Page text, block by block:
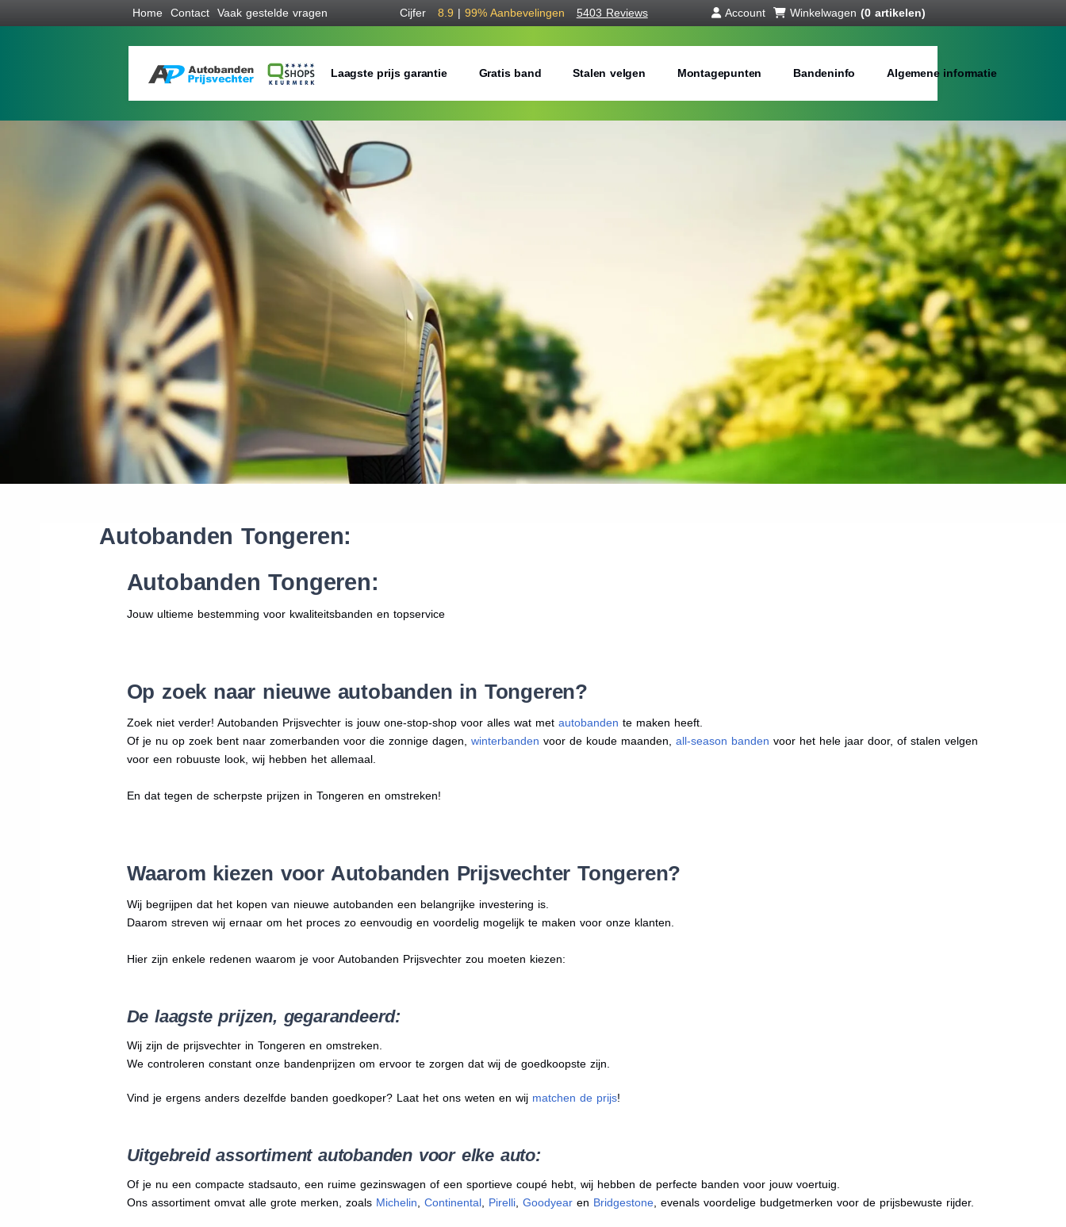
Home Contact Vaak gestelde vragen Cijfer 8.9 | 99% Aanbevelingen 5403 Reviews Account Winkelwagen (0 artikelen)
Laagste prijs garantie Gratis band Stalen velgen Montagepunten Bandeninfo Algemene informatie
Inch:
Waar vind ik de maat van mijn banden
Help mij met bestellen
Autobanden Tongeren:
Autobanden Tongeren:
Jouw ultieme bestemming voor kwaliteitsbanden en topservice
Op zoek naar nieuwe autobanden in Tongeren?
Zoek niet verder! Autobanden Prijsvechter is jouw one-stop-shop voor alles wat met autobanden te maken heeft.
Of je nu op zoek bent naar zomerbanden voor die zonnige dagen, winterbanden voor de koude maanden, all-season banden voor het hele jaar door, of stalen velgen
voor een robuuste look, wij hebben het allemaal.
En dat tegen de scherpste prijzen in Tongeren en omstreken!
Waarom kiezen voor Autobanden Prijsvechter Tongeren?
Wij begrijpen dat het kopen van nieuwe autobanden een belangrijke investering is.
Daarom streven wij ernaar om het proces zo eenvoudig en voordelig mogelijk te maken voor onze klanten.
Hier zijn enkele redenen waarom je voor Autobanden Prijsvechter zou moeten kiezen:
De laagste prijzen, gegarandeerd:
Wij zijn de prijsvechter in Tongeren en omstreken.
We controleren constant onze bandenprijzen om ervoor te zorgen dat wij de goedkoopste zijn.
Vind je ergens anders dezelfde banden goedkoper? Laat het ons weten en wij matchen de prijs!
Uitgebreid assortiment autobanden voor elke auto:
Of je nu een compacte stadsauto, een ruime gezinswagen of een sportieve coupé hebt, wij hebben de perfecte banden voor jouw voertuig.
Ons assortiment omvat alle grote merken, zoals Michelin, Continental, Pirelli, Goodyearen Bridgestone, evenals voordelige budgetmerken voor de prijsbewuste rijder.